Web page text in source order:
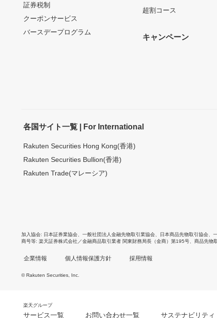
証券税制
クーポンサービス
バースデープログラム
超割コース
キャンペーン
各国サイト一覧 | For International
Rakuten Securities Hong Kong(香港)
Rakuten Securities Bullion(香港)
Rakuten Trade(マレーシア)
加入協会 日本証券業協会 一般社団法人金融先物取引業協会 日本商品先物取引協会
商号等 楽天証券株式会社／金融商品取引業者 関東財務局長（金商）第195号、商品先物
企業情報 個人情報保護方針 採用情報
© Rakuten Securities, Inc.
楽天グループ
サービス一覧 お問い合わせ一覧 サステナビリティ